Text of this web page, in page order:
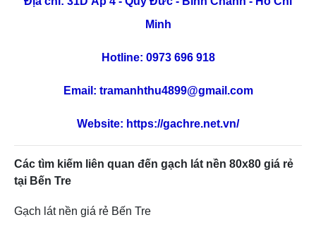
Minh
Hotline: 0973 696 918
Email: tramanhthu4899@gmail.com
Website: https://gachre.net.vn/
Các tìm kiếm liên quan đến gạch lát nền 80x80 giá rẻ
tại Bến Tre
Gạch lát nền giá rẻ Bến Tre